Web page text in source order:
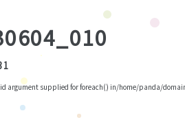
argument supplied for foreach() in/home/panda/